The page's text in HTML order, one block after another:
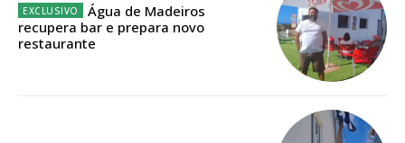
Faça-se assinante do Região de Cister e ajude-nos a manter este serviço
Sendo assinante terá acesso a todos os conteúdos exclusivos e versões
Água de Madeiros
recupera bar e prepara novo
restaurante